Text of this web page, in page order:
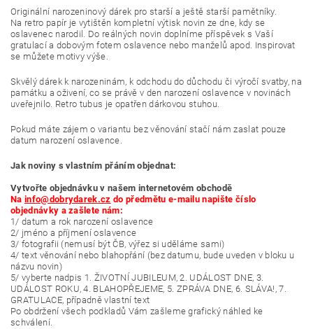
Originální narozeninový dárek pro starší a ještě starší pamětníky.
Na retro papír je vytištěn kompletní výtisk novin ze dne, kdy se
oslavenec narodil. Do reálných novin doplníme příspěvek s Vaší
gratulací a dobovým fotem oslavence nebo manželů apod. Inspirovat
se můžete motivy výše.
Skvělý dárek k narozeninám, k odchodu do důchodu či výročí svatby, na
památku a oživení, co se právě v den narození oslavence v novinách
uveřejnilo. Retro tubus je opatřen dárkovou stuhou.
Pokud máte zájem o variantu bez věnování stačí nám zaslat pouze
datum narození oslavence.
Jak noviny s vlastním přáním objednat:
Vytvořte objednávku v našem internetovém obchodě
Na info@dobrydarek.cz do předmětu e-mailu napište číslo
objednávky a zašlete nám:
1/ datum a rok narození oslavence
2/ jméno a příjmení oslavence
3/ fotografii (nemusí být ČB, výřez si uděláme sami)
4/ text věnování nebo blahopřání (bez datumu, bude uveden v bloku u
názvu novin)
5/ vyberte nadpis 1. ŽIVOTNÍ JUBILEUM, 2. UDÁLOST DNE, 3.
UDÁLOST ROKU, 4. BLAHOPŘEJEME, 5. ZPRÁVA DNE, 6. SLÁVA!, 7.
GRATULACE, případně vlastní text
Po obdržení všech podkladů Vám zašleme grafický náhled ke
schválení.